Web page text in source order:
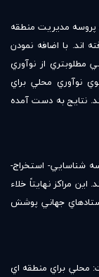
پروسه مديريت منطقه
اند. با اضافه نمودن
مطلوبتري از نوآوري
نوآوري محلي براي
نتايج به دست آمده
شناسايي- استخراج-
مراکز نهايتاً خلاء
ستادهاي جهاني پوشش
محلي براي منطقه اي